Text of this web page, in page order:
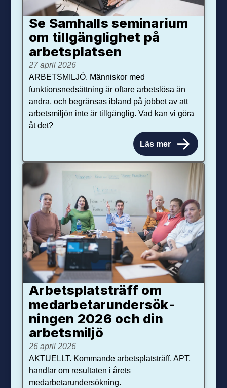
Se Samhalls seminarium
om tillgänglighet på
arbetsplatsen
27 april 2026
ARBETSMILJÖ. Människor med
funktionsnedsättning är oftare arbetslösa än
andra, och begränsas ibland på jobbet av att
arbetsmiljön inte är tillgänglig. Vad kan vi göra
åt det?
Läs mer
Arbetsplats­träff om
med­arbetar­under­sök­
ningen 2026 och din
arbets­miljö
26 april 2026
AKTUELLT. Kommande arbetsplatsträff, APT,
handlar om resultaten i årets
medarbetarundersökning.